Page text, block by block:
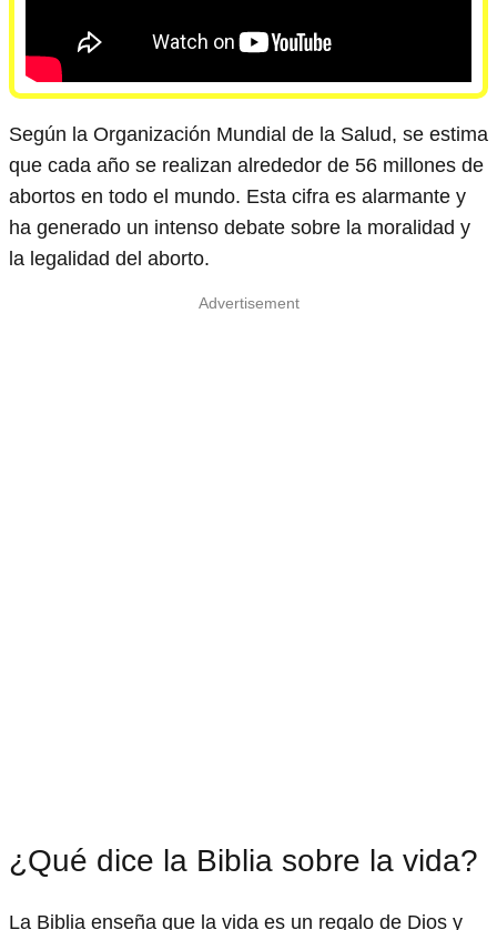
Según la Organización Mundial de la Salud, se estima
que cada año se realizan alrededor de 56 millones de
abortos en todo el mundo. Esta cifra es alarmante y
ha generado un intenso debate sobre la moralidad y
la legalidad del aborto.
Advertisement
¿Qué dice la Biblia sobre la vida?
La Biblia enseña que la vida es un regalo de Dios y